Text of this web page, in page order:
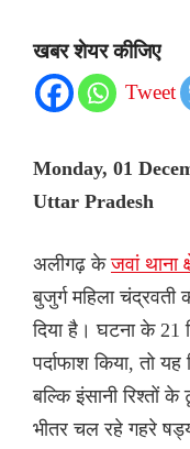
खबर शेयर कीजिए
Tweet
Monday, 01
Uttar Pradesh
अलीगढ़ केजवां थाना
बुजुर्ग महिला
दिया है। घटना के 21
पर्दाफाश किया, तो
बल्कि इंसानी रिश्तों
भीतर चल रहे गहरे